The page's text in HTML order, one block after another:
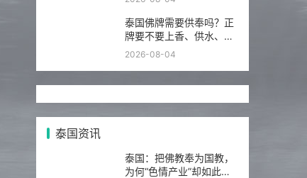
泰国佛牌需要供奉吗？正
牌要不要上香、供水、摆
佛台一次讲明白
2026-08-04
泰国资讯
泰国：把佛教奉为国教，
为何“色情产业”却如此繁